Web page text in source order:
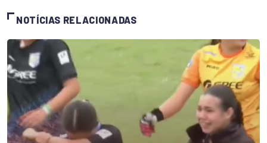
NOTÍCIAS RELACIONADAS